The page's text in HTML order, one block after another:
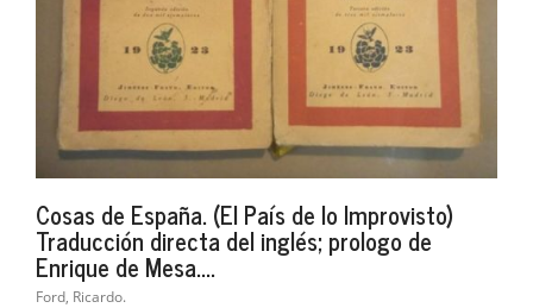
Cosas de España. (El País de lo Improvisto)
Traducción directa del inglés; prologo de
Enrique de Mesa....
Ford, Ricardo.